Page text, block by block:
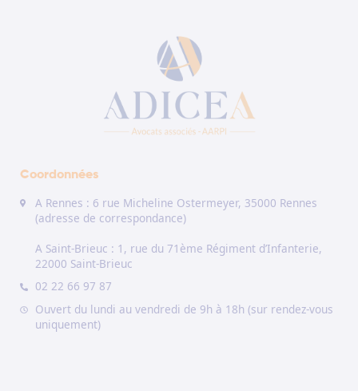
Coordonnées
A Rennes : 6 rue Micheline Ostermeyer, 35000 Rennes
(adresse de correspondance)
A Saint-Brieuc : 1, rue du 71ème Régiment d’Infanterie,
22000 Saint-Brieuc
02 22 66 97 87
Ouvert du lundi au vendredi de 9h à 18h (sur rendez-vous
uniquement)